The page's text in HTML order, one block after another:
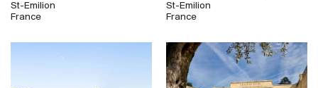
St-Emilion
France
St-Emilion
France